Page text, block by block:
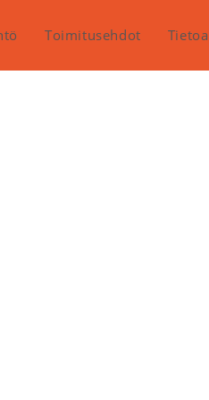
Toimitusehdot